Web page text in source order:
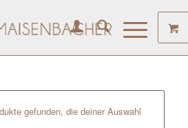
gefunden, die deiner Auswahl